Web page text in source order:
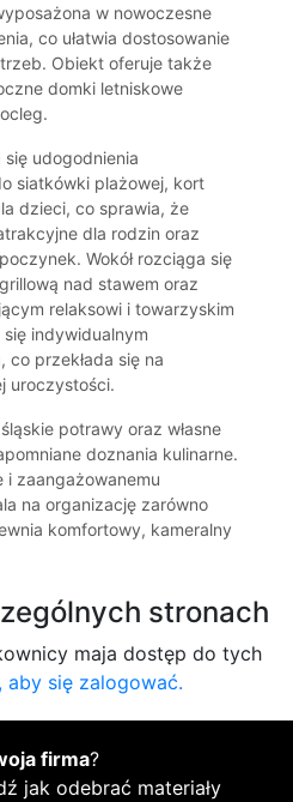
w nowoczesne
co ułatwia dostosowanie
Obiekt oferuje także
domki letniskowe
udogodnienia
siatkówki plażowej, kort
dzieci, co sprawia, że
dla rodzin oraz
Wokół rozciąga się
nad stawem oraz
relaksowi i towarzyskim
indywidualnym
co przekłada się na
uroczystości.
potrawy oraz własne
doznania kulinarne.
i zaangażowanemu
na organizację zarówno
komfortowy, kameralny
stronach
maja dostęp do tych
aby się zalogować.
firma?
jak odebrać materiały